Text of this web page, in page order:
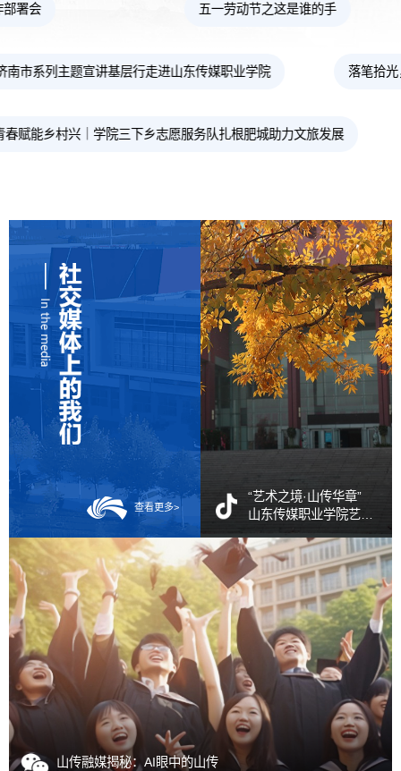
肥城助力文旅发展
落笔拾光，描摹青春晴朗（第一期）
暑假菜单？暑假彩蛋！
查看更多>
“艺术之境·山传华章”
山东传媒职业学院艺术
馆
山传融媒揭秘：AI眼中的山传